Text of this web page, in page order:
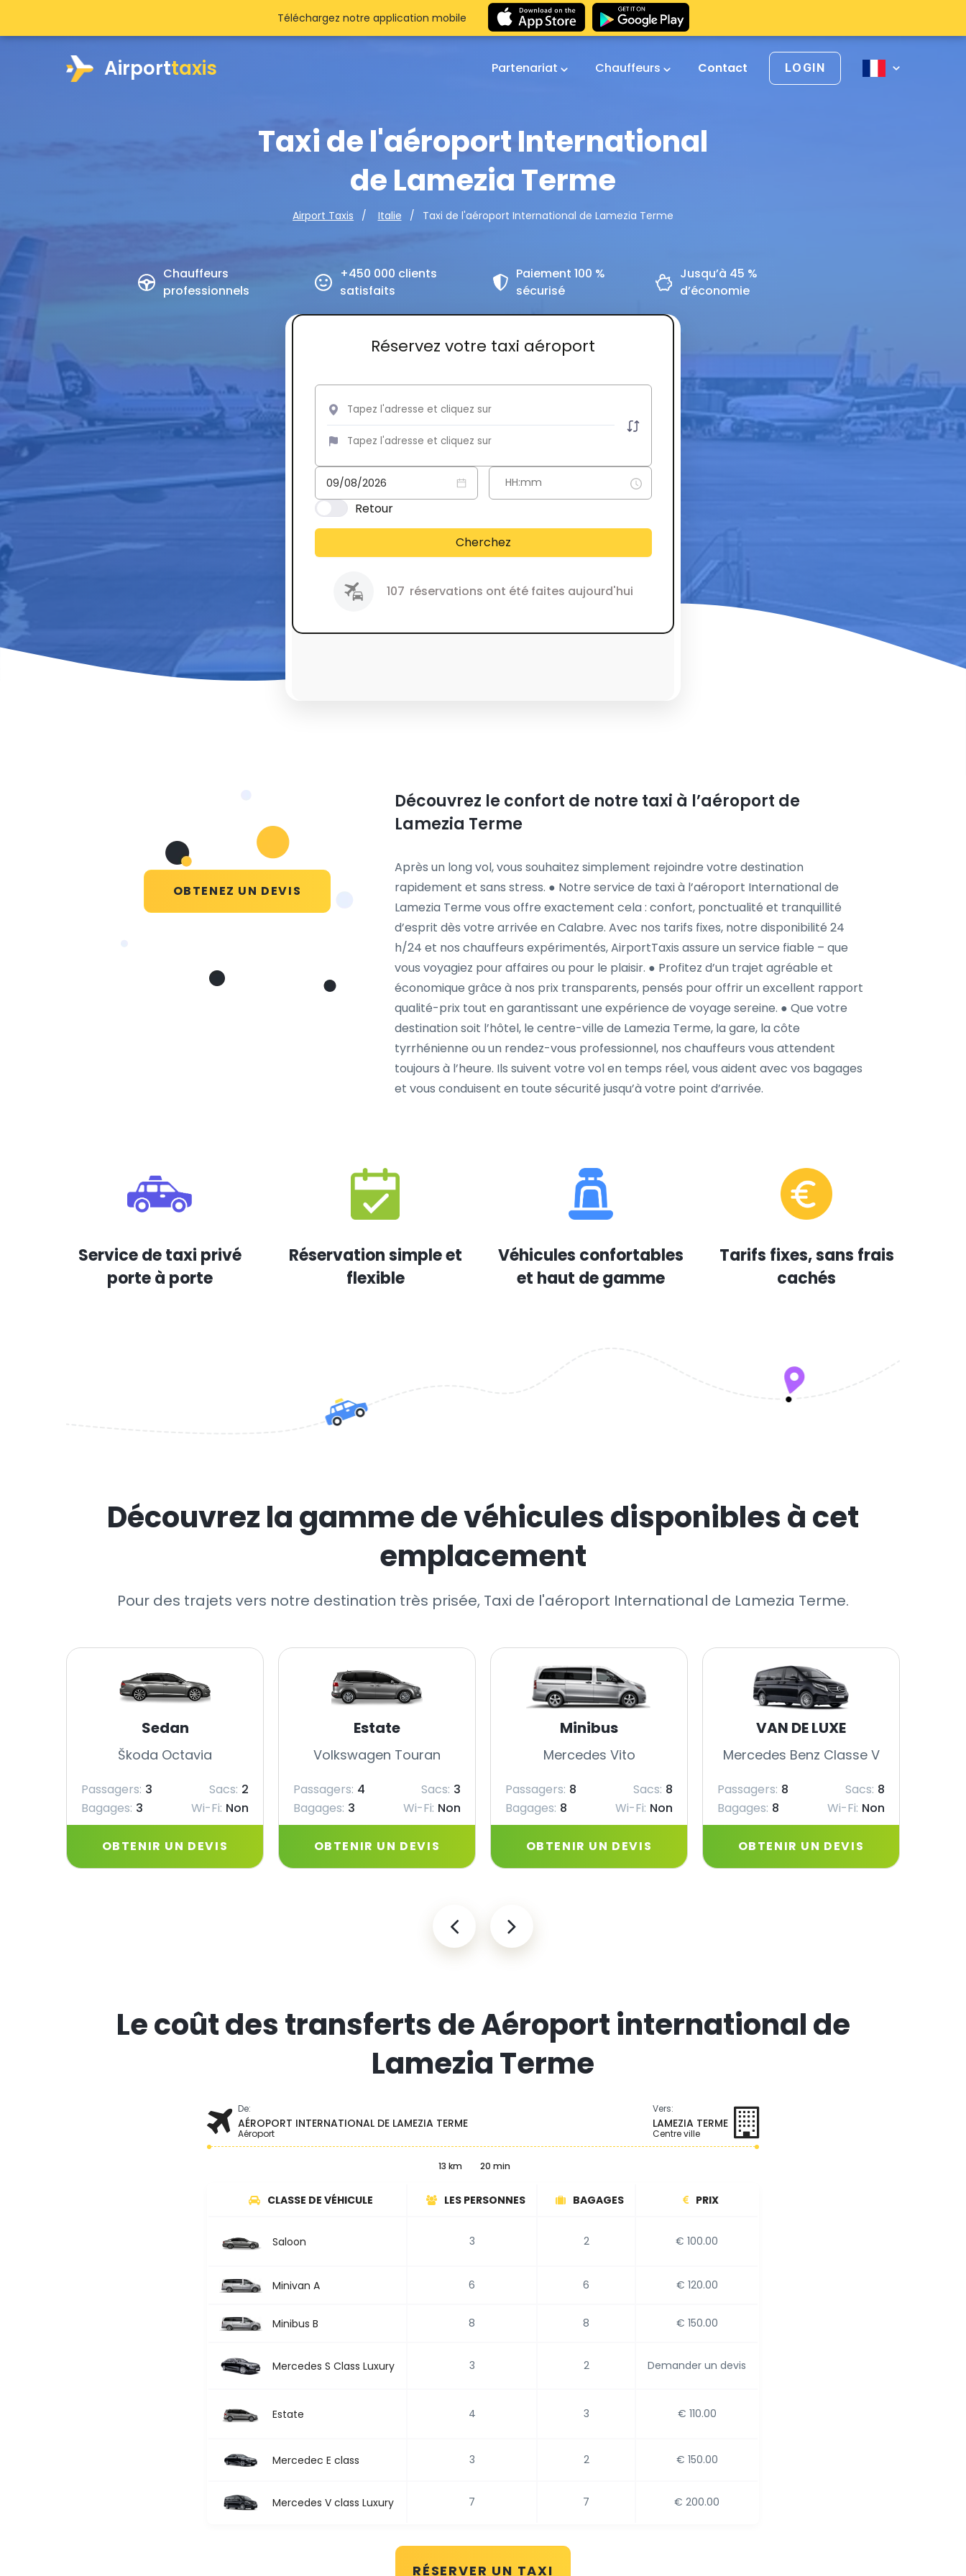
Airporttaxis Partenariat Chauffeurs Contact LOGIN
Taxi de l'aéroport International
de Lamezia Terme
Airport Taxis Italie Taxi de l'aéroport International de Lamezia Terme
Chauffeurs
professionnels
+450 000 clients
satisfaits
Paiement 100 %
sécurisé
Jusqu’à 45 %
d’économie
Réservez votre taxi aéroport
Retour
Cherchez
107 réservations ont été faites aujourd'hui
Téléchargez notre application mobile
OBTENEZ UN DEVIS
Découvrez le confort de notre taxi à l’aéroport de
Lamezia Terme
Après un long vol, vous souhaitez simplement rejoindre votre destination
rapidement et sans stress. ● Notre service de taxi à l’aéroport International de
Lamezia Terme vous offre exactement cela : confort, ponctualité et tranquillité
d’esprit dès votre arrivée en Calabre. Avec nos tarifs fixes, notre disponibilité 24
h/24 et nos chauffeurs expérimentés, AirportTaxis assure un service fiable – que
vous voyagiez pour affaires ou pour le plaisir. ● Profitez d’un trajet agréable et
économique grâce à nos prix transparents, pensés pour offrir un excellent rapport
qualité-prix tout en garantissant une expérience de voyage sereine. ● Que votre
destination soit l’hôtel, le centre-ville de Lamezia Terme, la gare, la côte
tyrrhénienne ou un rendez-vous professionnel, nos chauffeurs vous attendent
toujours à l’heure. Ils suivent votre vol en temps réel, vous aident avec vos bagages
et vous conduisent en toute sécurité jusqu’à votre point d’arrivée.
Service de taxi privé
porte à porte
Réservation simple et
flexible
Véhicules confortables
et haut de gamme
Tarifs fixes, sans frais
cachés
Découvrez la gamme de véhicules disponibles à cet
emplacement
Pour des trajets vers notre destination très prisée, Taxi de l'aéroport International de Lamezia Terme.
Sedan
Škoda Octavia
Passagers: 3 Sacs: 2
Bagages: 3 Wi-Fi: Non
OBTENIR UN DEVIS
Estate
Volkswagen Touran
Passagers: 4 Sacs: 3
Bagages: 3 Wi-Fi: Non
OBTENIR UN DEVIS
Minibus
Mercedes Vito
Passagers: 8 Sacs: 8
Bagages: 8 Wi-Fi: Non
OBTENIR UN DEVIS
VAN DE LUXE
Mercedes Benz Classe V
Passagers: 8 Sacs: 8
Bagages: 8 Wi-Fi: Non
OBTENIR UN DEVIS
Le coût des transferts de Aéroport international de
Lamezia Terme
De:
AÉROPORT INTERNATIONAL DE LAMEZIA TERME
Aéroport
Vers:
LAMEZIA TERME
Centre ville
13 km 20 min
CLASSE DE VÉHICULE LES PERSONNES BAGAGES PRIX
Saloon 3 2 € 100.00
Minivan A 6 6 € 120.00
Minibus B 8 8 € 150.00
Mercedes S Class Luxury 3 2 Demander un devis
Estate 4 3 € 110.00
Mercedec E class 3 2 € 150.00
Mercedes V class Luxury 7 7 € 200.00
RÉSERVER UN TAXI